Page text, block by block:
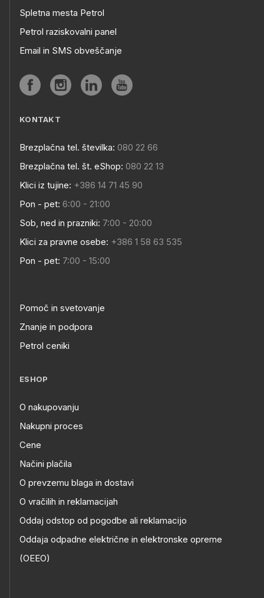
Spletna mesta Petrol
Petrol raziskovalni panel
Email in SMS obveščanje
KONTAKT
Brezplačna tel. številka: 080 22 66
Brezplačna tel. št. eShop: 080 22 13
Klici iz tujine: +386 14 71 45 90
Pon - pet: 6:00 - 21:00
Sob, ned in prazniki: 7:00 - 20:00
Klici za pravne osebe: +386 1 58 63 535
Pon - pet: 7:00 - 15:00
Pomoč in svetovanje
Znanje in podpora
Petrol ceniki
ESHOP
O nakupovanju
Nakupni proces
Cene
Načini plačila
O prevzemu blaga in dostavi
O vračilih in reklamacijah
Oddaj odstop od pogodbe ali reklamacijo
Oddaja odpadne električne in elektronske opreme
(OEEO)